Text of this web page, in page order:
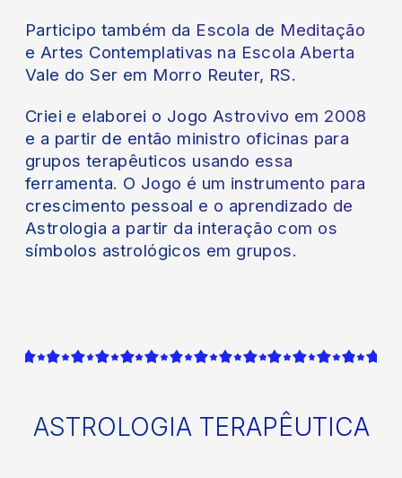
Participo também da Escola de Meditação
e Artes Contemplativas na Escola Aberta
Vale do Ser em Morro Reuter, RS.
Criei e elaborei o Jogo Astrovivo em 2008
e a partir de então ministro oficinas para
grupos terapêuticos usando essa
ferramenta. O Jogo é um instrumento para
crescimento pessoal e o aprendizado de
Astrologia a partir da interação com os
símbolos astrológicos em grupos.
ASTROLOGIA TERAPÊUTICA